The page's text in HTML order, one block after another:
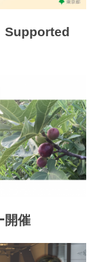
Supported
開催